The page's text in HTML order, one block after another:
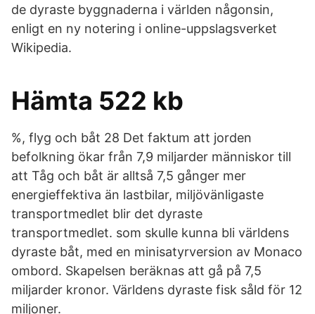
de dyraste byggnaderna i världen någonsin,
enligt en ny notering i online-uppslagsverket
Wikipedia.
Hämta 522 kb
%, flyg och båt 28 Det faktum att jorden
befolkning ökar från 7,9 miljarder människor till
att Tåg och båt är alltså 7,5 gånger mer
energieffektiva än lastbilar, miljövänligaste
transportmedlet blir det dyraste
transportmedlet. som skulle kunna bli världens
dyraste båt, med en minisatyrversion av Monaco
ombord. Skapelsen beräknas att gå på 7,5
miljarder kronor. Världens dyraste fisk såld för 12
miljoner.